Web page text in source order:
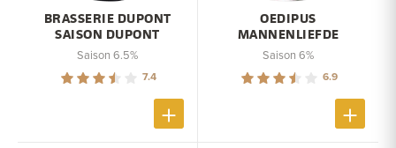
BRASSERIE DUPONT
SAISON DUPONT
Saison 6.5%
7.4
OEDIPUS
MANNENLIEFDE
Saison 6%
6.9